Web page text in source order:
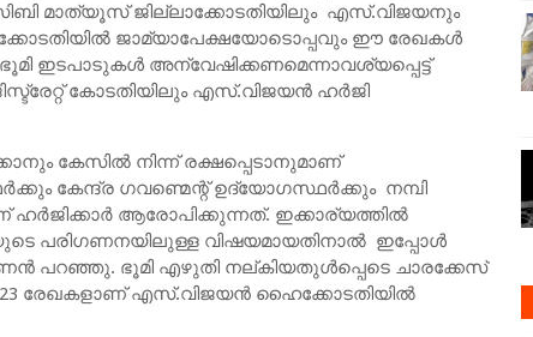
മാത്യൂസ് ജില്ലാക്കോടതിയിലും എസ്.വിജയനും
ജാമ്യാപേക്ഷയോടൊപ്പവും ഈ രേഖകള്‍
ഭൂമി ഇടപാടുകള്‍ അന്വേഷിക്കണമെന്നാവശ്യപ്പെട്ട്
കോടതിയിലും എസ്.വിജയന്‍ ഹര്‍ജി
കേസില്‍ നിന്ന് രക്ഷപ്പെടാനുമാണ്
കേന്ദ്ര ഗവണ്മെന്റ് ഉദ്യോഗസ്ഥര്‍ക്കും നമ്പി
ആരോപിക്കുന്നത്. ഇക്കാര്യത്തില്‍
പരിഗണനയിലുള്ള വിഷയമായതിനാല്‍ ഇപ്പോള്‍
പറഞ്ഞു. ഭൂമി എഴുതി നല്കിയതുള്‍പ്പെടെ ചാരക്കേസ്
23 രേഖകളാണ് എസ്.വിജയന്‍ ഹൈക്കോടതിയില്‍